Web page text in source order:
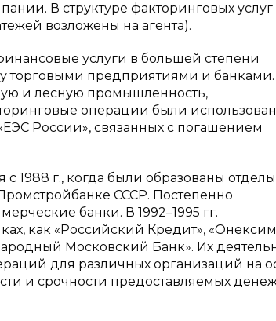
В структуре факторинговых услуг
возложены на агента).
услуги в большей степени
торговыми предприятиями и
и лесную промышленность,
операции были
России», связанных с погашением
1988 г., когда были образованы
СССР. Постепенно
банки. В 1992–1995 гг.
как «Российский Кредит»,
Московский Банк». Их
для различных организаций на
и срочности предоставляемых